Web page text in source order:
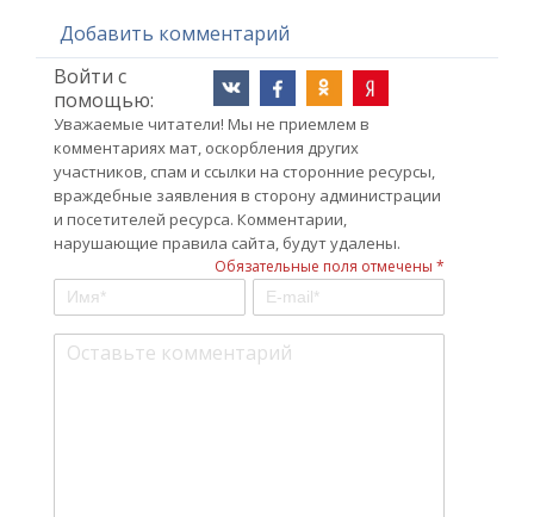
Добавить комментарий
Войти с
помощью:
Уважаемые читатели! Мы не приемлем в
комментариях мат, оскорбления других
участников, спам и ссылки на сторонние ресурсы,
враждебные заявления в сторону администрации
и посетителей ресурса. Комментарии,
нарушающие правила сайта, будут удалены.
Обязательные поля отмечены *